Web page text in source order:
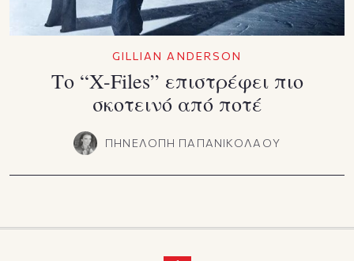
GILLIAN ANDERSON
Το “X-Files” επιστρέφει πιο
σκοτεινό από ποτέ
ΠΗΝΕΛΟΠΗ ΠΑΠΑΝΙΚΟΛΑΟΥ